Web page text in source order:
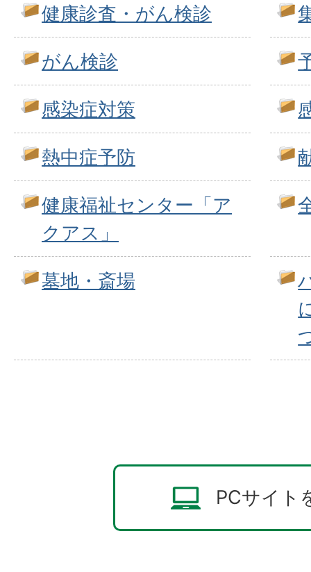
健康診査・がん検診
がん検診
感染症対策
熱中症予防
健康福祉センター「ア
クアス」
墓地・斎場
PCサイト